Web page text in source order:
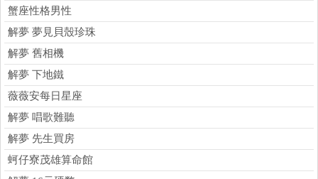
蟹座性格男性
解夢 夢見貝殼珍珠
解夢 舊相機
解夢 下地鐵
薇薇安每日星座
解夢 唱歌難聽
解夢 先生買房
蚵仔寮茂雄算命館